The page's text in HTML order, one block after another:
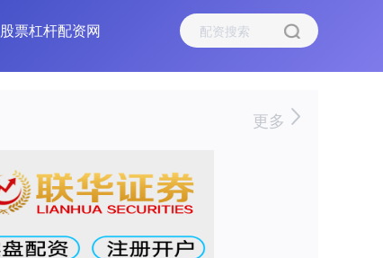
股票杠杆配资网
更多